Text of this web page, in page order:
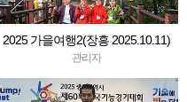
2025 가을여행2(장흥 2025.10.11)
관리자